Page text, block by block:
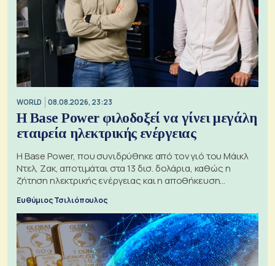
WORLD 08.08.2026, 23:23
Η Base Power φιλοδοξεί να γίνει μεγάλη
εταιρεία ηλεκτρικής ενέργειας
Η Base Power, που συνιδρύθηκε από τον γιό του Μάικλ
Ντελ, Ζακ, αποτιμάται στα 13 δισ. δολάρια, καθώς η
ζήτηση ηλεκτρικής ενέργειας και η αποθήκευση
μπαταριών αυξάνονται
Ευθύμιος Τσιλιόπουλος